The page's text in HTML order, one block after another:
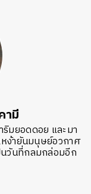
มี
มยอดดอย และมา
หง้ายันมนุษย์อวกาศ
วันที่กลมกล่อมอีก